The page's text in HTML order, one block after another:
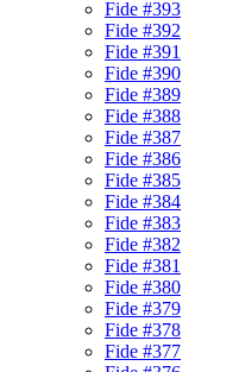
Fide #393
Fide #392
Fide #391
Fide #390
Fide #389
Fide #388
Fide #387
Fide #386
Fide #385
Fide #384
Fide #383
Fide #382
Fide #381
Fide #380
Fide #379
Fide #378
Fide #377